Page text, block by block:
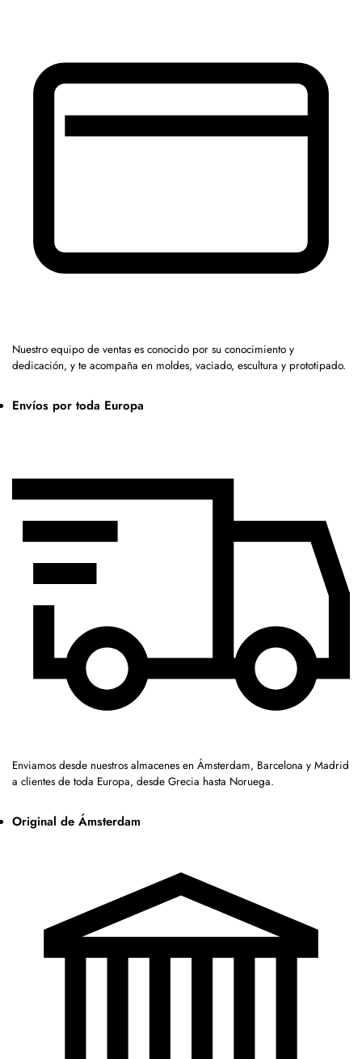
Nuestro equipo de ventas es conocido por su conocimiento y
dedicación, y te acompaña en moldes, vaciado, escultura y prototipado.
Envíos por toda Europa
Enviamos desde nuestros almacenes en Ámsterdam, Barcelona y Madrid
a clientes de toda Europa, desde Grecia hasta Noruega.
Original de Ámsterdam